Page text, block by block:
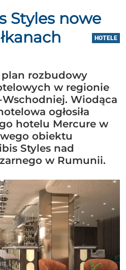
Styles nowe
HOTELE
rozbudowy
w regionie
Wiodąca
ogłosiła
hotelu Mercure w
obiektu
Styles nad
w Rumunii.